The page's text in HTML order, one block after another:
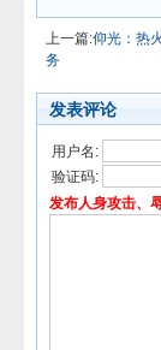
上一篇:仰光：热
务
发表评论
用户名:
验证码:
发布人身攻击、